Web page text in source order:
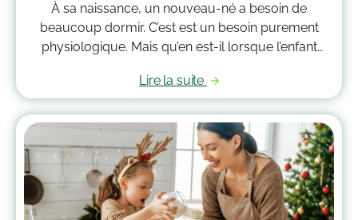
À sa naissance, un nouveau-né a besoin de
beaucoup dormir. C’est est un besoin purement
physiologique. Mais qu’en est-il lorsque l’enfant
un enfant après 3 ans ? Faisons le point.
Lire la suite